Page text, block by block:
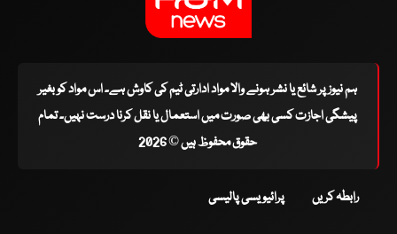
ہم نیوز پر شائع یا نشر ہونے والا مواد ادارتی ٹیم کی کاوش ہے۔ اس مواد کو بغیر
پیشگی اجازت کسی بھی صورت میں استعمال یا نقل کرنا درست نہیں۔ تمام
حقوق محفوظ ہیں © 2026
رابطہ کریں پرائیویسی پالیسی